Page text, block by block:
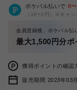
ポケパル払いで 0〜
（1P=1円）※キャン
会員登録後、ポケパル払
最大1,500円分ポ
獲得ポイントの確認
販売期間 2023年03